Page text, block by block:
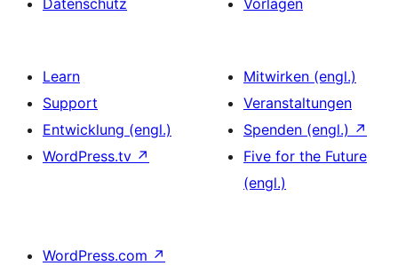
Datenschutz
Vorlagen
Learn
Support
Entwicklung (engl.)
WordPress.tv ↗
Mitwirken (engl.)
Veranstaltungen
Spenden (engl.) ↗
Five for the Future
(engl.)
WordPress.com ↗